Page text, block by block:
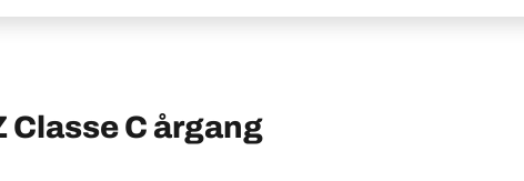
Classe C årgang